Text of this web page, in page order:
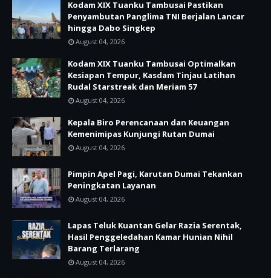
Kodam XIX Tuanku Tambusai Pastikan
Penyambutan Panglima TNI Berjalan Lancar
hingga Dabo Singkep
August 04, 2026
Kodam XIX Tuanku Tambusai Optimalkan
Kesiapan Tempur, Kasdam Tinjau Latihan
Rudal Starstreak dan Meriam 57
August 04, 2026
Kepala Biro Perencanaan dan Keuangan
Kemenimipas Kunjungi Rutan Dumai
August 04, 2026
Pimpin Apel Pagi, Karutan Dumai Tekankan
Peningkatan Layanan
August 04, 2026
Lapas Teluk Kuantan Gelar Razia Serentak,
Hasil Penggeledahan Kamar Hunian Nihil
Barang Terlarang
August 04, 2026